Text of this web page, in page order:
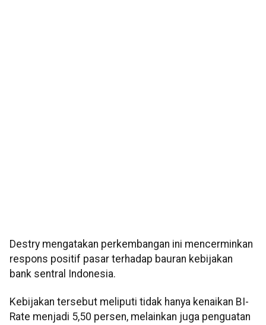
Destry mengatakan perkembangan ini mencerminkan
respons positif pasar terhadap bauran kebijakan
bank sentral Indonesia.
Kebijakan tersebut meliputi tidak hanya kenaikan BI-
Rate menjadi 5,50 persen, melainkan juga penguatan